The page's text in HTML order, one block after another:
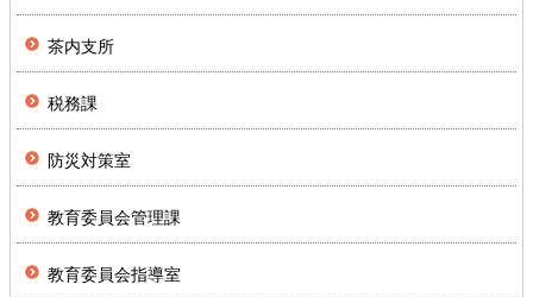
茶内支所
税務課
防災対策室
教育委員会管理課
教育委員会指導室